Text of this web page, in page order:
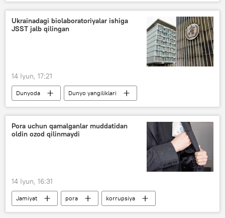
Ukrainadagi biolaboratoriyalar ishiga
JSST jalb qilingan
14 Iyun, 17:21
Dunyoda
Dunyo yangiliklari
Ukraina
biolaboratoriya JSST
Pora uchun qamalganlar muddatidan
oldin ozod qilinmaydi
14 Iyun, 16:31
Jamiyat pora korrupsiya